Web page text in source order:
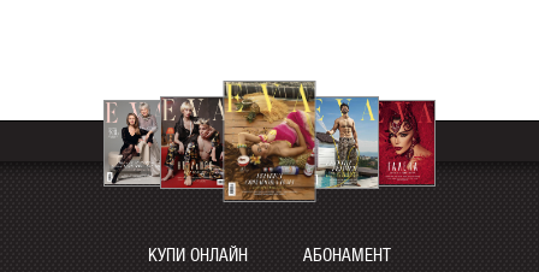
КУПИ ОНЛАЙН АБОНАМЕНТ